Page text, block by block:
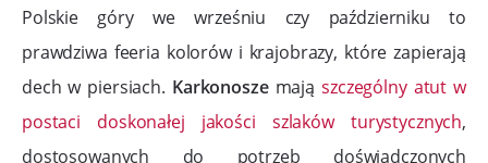
Polskie góry we wrześniu czy październiku to
prawdziwa feeria kolorów i krajobrazy, które zapierają
dech w piersiach. Karkonosze mająszczególny atut w
postaci doskonałej jakości szlaków turystycznych,
dostosowanych do potrzeb doświadczonych